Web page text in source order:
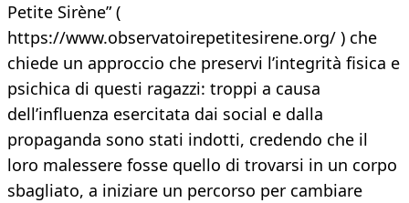
Petite Sirène” (
https://www.observatoirepetitesirene.org/ ) che
chiede un approccio che preservi l’integrità fisica e
psichica di questi ragazzi: troppi a causa
dell’influenza esercitata dai social e dalla
propaganda sono stati indotti, credendo che il
loro malessere fosse quello di trovarsi in un corpo
sbagliato, a iniziare un percorso per cambiare